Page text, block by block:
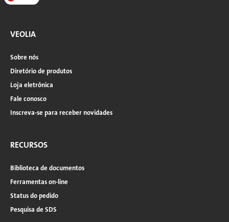
VEOLIA
Sobre nós
Diretório de produtos
Loja eletrônica
Fale conosco
Inscreva-se para receber novidades
RECURSOS
Biblioteca de documentos
Ferramentas on-line
Status do pedido
Pesquisa de SDS